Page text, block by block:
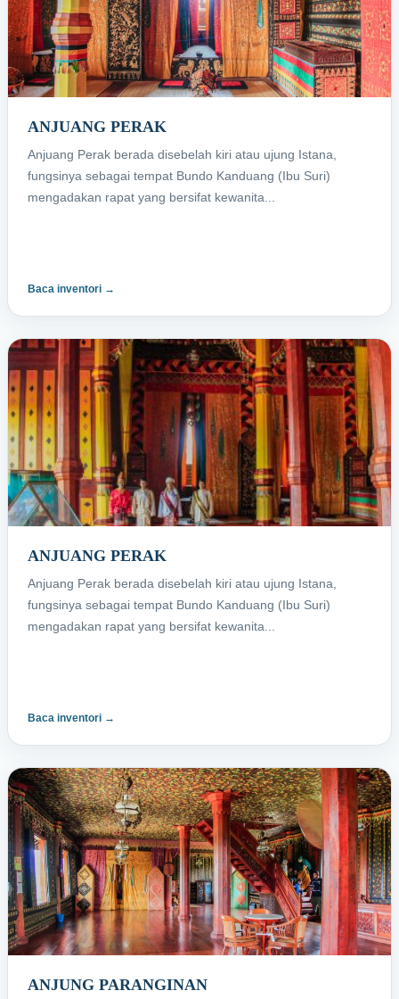
ANJUANG PERAK
Anjuang Perak berada disebelah kiri atau ujung Istana,
fungsinya sebagai tempat Bundo Kanduang (Ibu Suri)
mengadakan rapat yang bersifat kewanita...
Baca inventori →
ANJUANG PERAK
Anjuang Perak berada disebelah kiri atau ujung Istana,
fungsinya sebagai tempat Bundo Kanduang (Ibu Suri)
mengadakan rapat yang bersifat kewanita...
Baca inventori →
ANJUNG PARANGINAN